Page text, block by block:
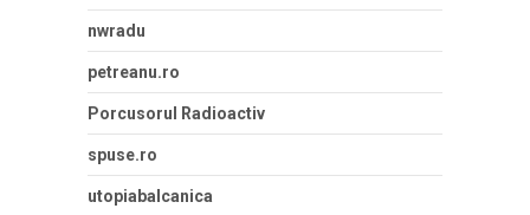
nwradu
petreanu.ro
Porcusorul Radioactiv
spuse.ro
utopiabalcanica